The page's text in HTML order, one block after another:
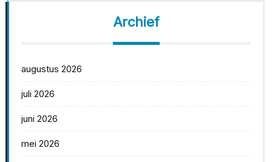
Archief
augustus 2026
juli 2026
juni 2026
mei 2026